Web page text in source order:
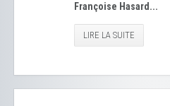
Françoise Hasard...
LIRE LA SUITE